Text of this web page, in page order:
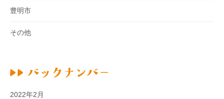
豊明市
その他
2022年2月